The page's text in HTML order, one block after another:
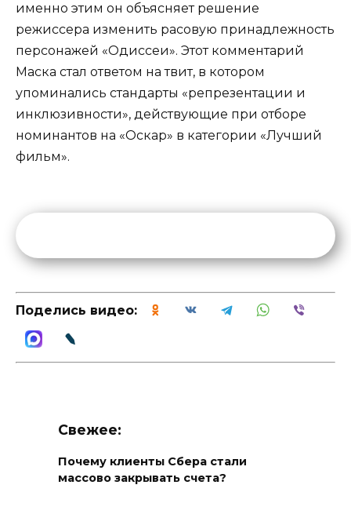
именно этим он объясняет решение
режиссера изменить расовую принадлежность
персонажей «Одиссеи». Этот комментарий
Маска стал ответом на твит, в котором
упоминались стандарты «репрезентации и
инклюзивности», действующие при отборе
номинантов на «Оскар» в категории «Лучший
фильм».
Поделись видео:
Свежее:
Почему клиенты Сбера стали
массово закрывать счета?